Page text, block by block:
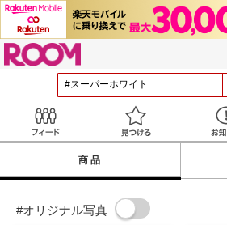
見つける
商品
#オリジナル写真